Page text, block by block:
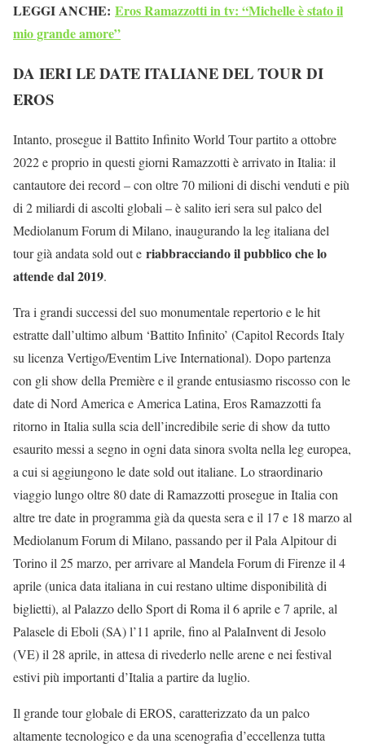
LEGGI ANCHE: Eros Ramazzotti in tv: “Michelle è stato il
mio grande amore”
DA IERI LE DATE ITALIANE DEL TOUR DI
EROS
Intanto, prosegue il Battito Infinito World Tour partito a ottobre
2022 e proprio in questi giorni Ramazzotti è arrivato in Italia: il
cantautore dei record – con oltre 70 milioni di dischi venduti e più
di 2 miliardi di ascolti globali – è salito ieri sera sul palco del
Mediolanum Forum di Milano, inaugurando la leg italiana del
tour già andata sold out e riabbracciando il pubblico che lo
attende dal 2019.
Tra i grandi successi del suo monumentale repertorio e le hit
estratte dall’ultimo album ‘Battito Infinito’ (Capitol Records Italy
su licenza Vertigo/Eventim Live International). Dopo partenza
con gli show della Première e il grande entusiasmo riscosso con le
date di Nord America e America Latina, Eros Ramazzotti fa
ritorno in Italia sulla scia dell’incredibile serie di show da tutto
esaurito messi a segno in ogni data sinora svolta nella leg europea,
a cui si aggiungono le date sold out italiane. Lo straordinario
viaggio lungo oltre 80 date di Ramazzotti prosegue in Italia con
altre tre date in programma già da questa sera e il 17 e 18 marzo al
Mediolanum Forum di Milano, passando per il Pala Alpitour di
Torino il 25 marzo, per arrivare al Mandela Forum di Firenze il 4
aprile (unica data italiana in cui restano ultime disponibilità di
biglietti), al Palazzo dello Sport di Roma il 6 aprile e 7 aprile, al
Palasele di Eboli (SA) l’11 aprile, fino al PalaInvent di Jesolo
(VE) il 28 aprile, in attesa di rivederlo nelle arene e nei festival
estivi più importanti d’Italia a partire da luglio.
Il grande tour globale di EROS, caratterizzato da un palco
altamente tecnologico e da una scenografia d’eccellenza tutta